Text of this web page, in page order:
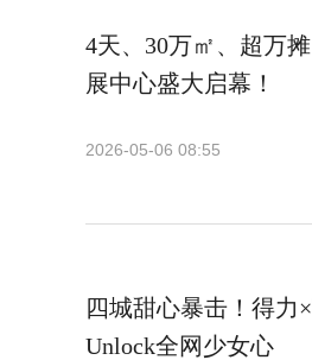
4天、30万㎡、超万
展中心盛大启幕！
2026-05-06 08:55
四城甜心暴击！得力
Unlock全网少女心